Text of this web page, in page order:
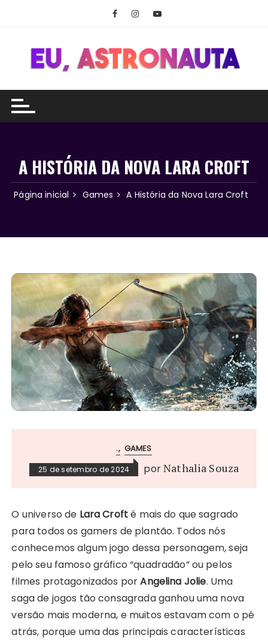
conteúdo
A HISTÓRIA DA NOVA LARA CROFT
Página inicial Games A História da Nova Lara Croft
. GAMES
25 de setembro de 2024 porNathalia Souza
O universo de Lara Crofté mais do que sagrado
para todos os gamers de plantão. Todos nós
conhecemos algum jogo dessa personagem, seja
pelo seu famoso gráfico “quadradão” ou pelos
filmes protagonizados porAngelina Jolie. Uma
saga de jogos tão consagrada ganhou uma nova
versão mais moderna, e muitos estavam com o pé
atrás, porque uma das principais características